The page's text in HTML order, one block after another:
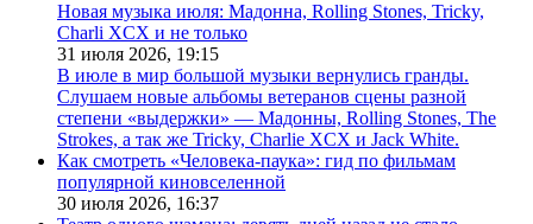
Новая музыка июля: Мадонна, Rolling Stones, Tricky,
Charli XCX и не только
31 июля 2026, 19:15
В июле в мир большой музыки вернулись гранды.
Слушаем новые альбомы ветеранов сцены разной
степени «выдержки» — Мадонны, Rolling Stones, The
Strokes, а так же Tricky, Charlie XCX и Jack White.
Как смотреть «Человека-паука»: гид по фильмам
популярной киновселенной
30 июля 2026, 16:37